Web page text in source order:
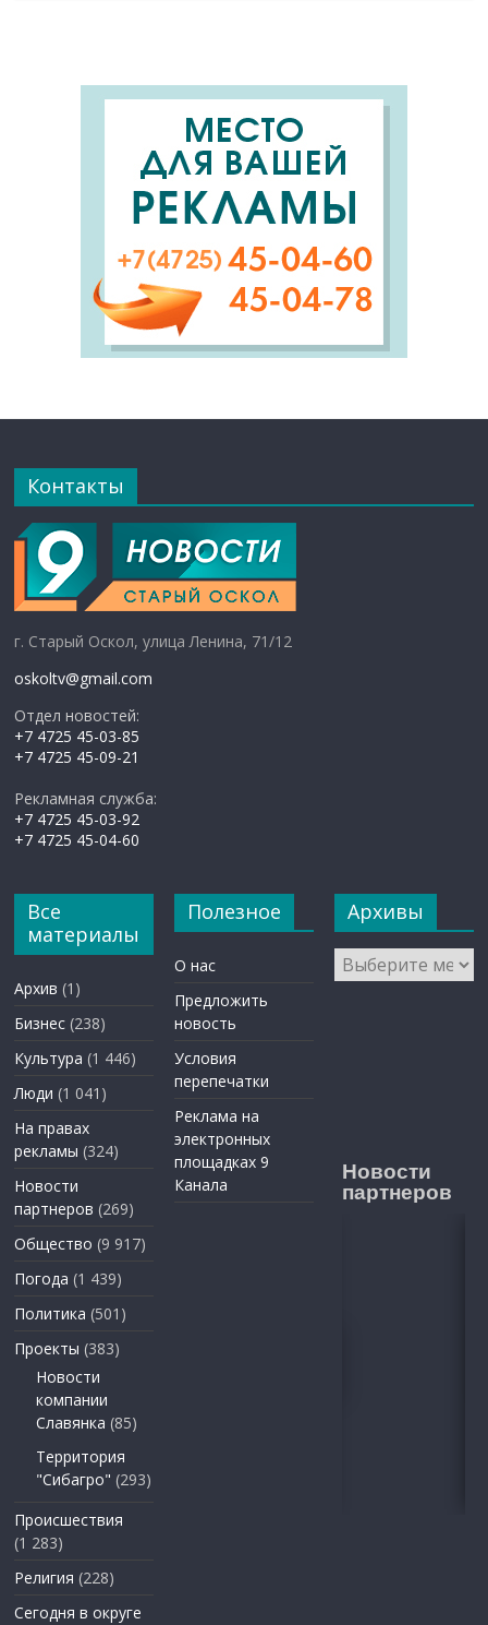
Контакты
г. Старый Оскол, улица Ленина, 71/12
oskoltv@gmail.com
Отдел новостей:
+7 4725 45-03-85
+7 4725 45-09-21
Рекламная служба:
+7 4725 45-03-92
+7 4725 45-04-60
Все
материалы
Архив (1)
Бизнес (238)
Культура (1 446)
Люди (1 041)
На правах
рекламы (324)
Новости
партнеров (269)
Общество (9 917)
Погода (1 439)
Политика (501)
Проекты (383)
Новости
компании
Славянка (85)
Территория
"Сибагро" (293)
Происшествия
(1 283)
Религия (228)
Сегодня в округе
Полезное
О нас
Предложить
новость
Условия
перепечатки
Реклама на
электронных
площадках 9
Канала
Архивы
Архивы
Новости
партнеров